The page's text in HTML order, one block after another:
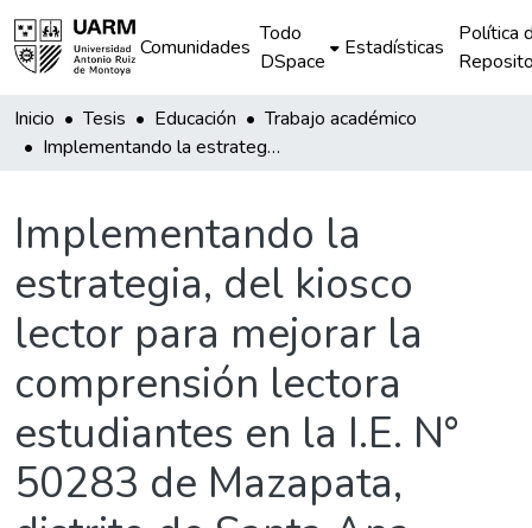
Comunidades
Todo
DSpace
Estadísticas
Política
Inicio Tesis Educación
Trabajo académico
Implementando la estrategia, del kiosco lector para mejorar la comprensión lectora estudiantes en la I.E. N° 50283 de Mazapata, distrito de Santa Ana, provincia la Convención-Cusco
Implementando la
estrategia, del kiosco
lector para mejorar la
comprensión lectora
estudiantes en la I.E. N°
50283 de Mazapata,